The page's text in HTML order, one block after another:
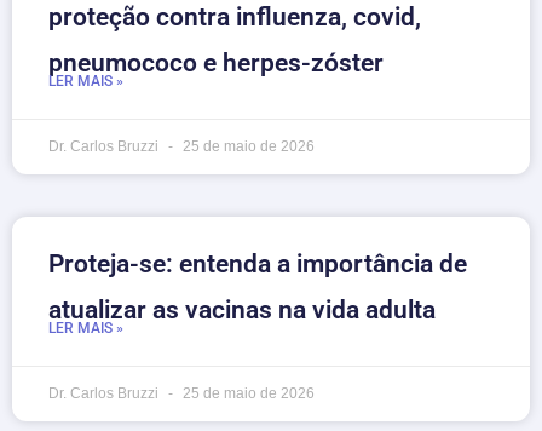
proteção contra influenza, covid,
pneumococo e herpes-zóster
LER MAIS »
Dr. Carlos Bruzzi 25 de maio de 2026
Proteja-se: entenda a importância de
atualizar as vacinas na vida adulta
LER MAIS »
Dr. Carlos Bruzzi 25 de maio de 2026